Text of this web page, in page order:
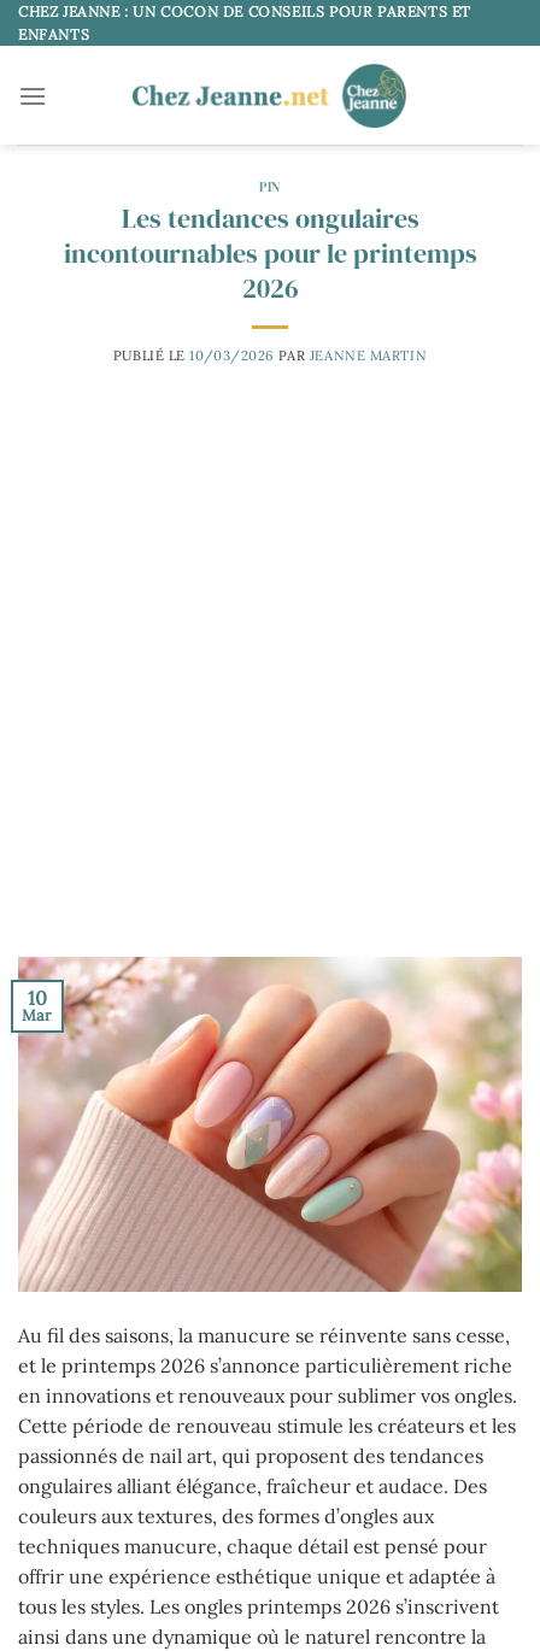
Passer
au
CHEZ JEANNE : UN COCON DE CONSEILS POUR PARENTS ET
ENFANTS
PIN
Les tendances ongulaires
incontournables pour le printemps
2026
PUBLIÉ LE10/03/2026 PAR JEANNE MARTIN
10
Mar
Au fil des saisons, la manucure se réinvente sans cesse,
et le printemps 2026 s’annonce particulièrement riche
en innovations et renouveaux pour sublimer vos ongles.
Cette période de renouveau stimule les créateurs et les
passionnés de nail art, qui proposent des tendances
ongulaires alliant élégance, fraîcheur et audace. Des
couleurs aux textures, des formes d’ongles aux
techniques manucure, chaque détail est pensé pour
offrir une expérience esthétique unique et adaptée à
tous les styles. Les ongles printemps 2026 s’inscrivent
ainsi dans une dynamique où le naturel rencontre la